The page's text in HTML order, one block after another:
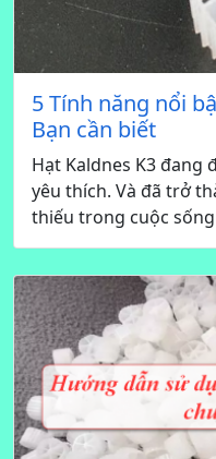
5 Tính năng nổi
Bạn cần biết
Hạt Kaldnes K3
yêu thích. Và đã trở
thiếu trong cuộc